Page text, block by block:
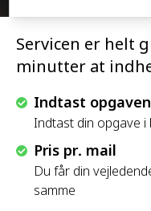
Servicen er helt
minutter at
Indtast opgaven
Indtast din opgave i
Pris pr. mail
Du får din
samme